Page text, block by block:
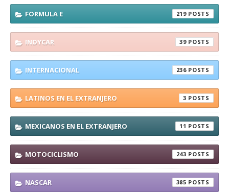
FORMULA E 219
INDYCAR 39
INTERNACIONAL 236
LATINOS EN EL EXTRANJERO 3
MEXICANOS EN EL EXTRANJERO 11
MOTOCICLISMO 243
NASCAR 385